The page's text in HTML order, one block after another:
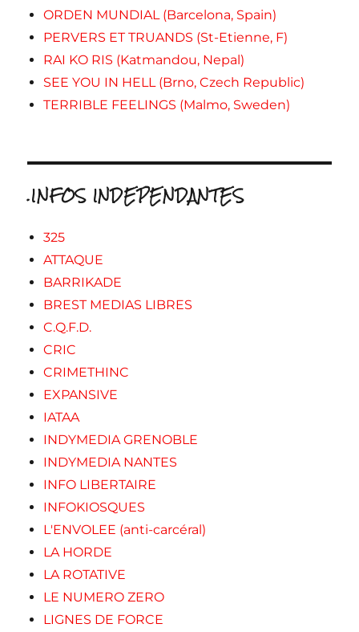
ORDEN MUNDIAL (Barcelona, Spain)
PERVERS ET TRUANDS (St-Etienne, F)
RAI KO RIS (Katmandou, Nepal)
SEE YOU IN HELL (Brno, Czech Republic)
TERRIBLE FEELINGS (Malmo, Sweden)
.INFOS INDEPENDANTES
325
ATTAQUE
BARRIKADE
BREST MEDIAS LIBRES
C.Q.F.D.
CRIC
CRIMETHINC
EXPANSIVE
IATAA
INDYMEDIA GRENOBLE
INDYMEDIA NANTES
INFO LIBERTAIRE
INFOKIOSQUES
L'ENVOLEE (anti-carcéral)
LA HORDE
LA ROTATIVE
LE NUMERO ZERO
LIGNES DE FORCE